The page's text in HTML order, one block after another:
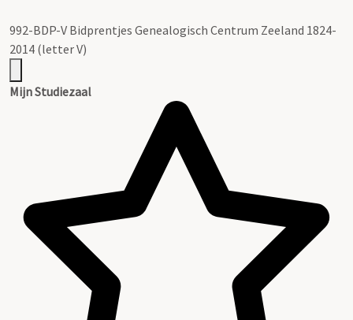
992-BDP-V Bidprentjes Genealogisch Centrum Zeeland 1824-
2014 (letter V)
Mijn Studiezaal